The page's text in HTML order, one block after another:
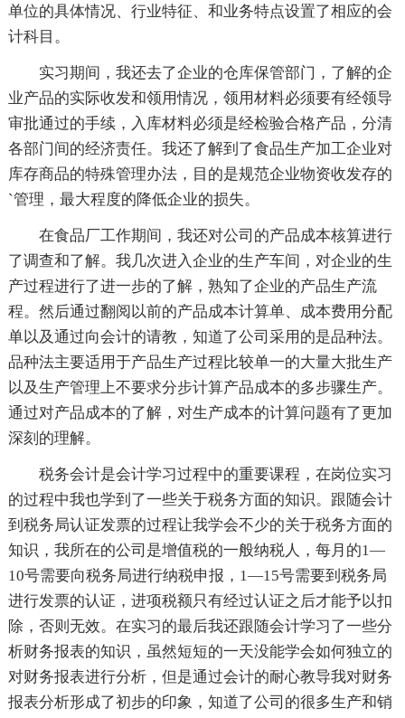
单位的具体情况、行业特征、和业务特点设置了相应的会
计科目。
实习期间，我还去了企业的仓库保管部门，了解的企
业产品的实际收发和领用情况，领用材料必须要有经领导
审批通过的手续，入库材料必须是经检验合格产品，分清
各部门间的经济责任。我还了解到了食品生产加工企业对
库存商品的特殊管理办法，目的是规范企业物资收发存的
`管理，最大程度的降低企业的损失。
在食品厂工作期间，我还对公司的产品成本核算进行
了调查和了解。我几次进入企业的生产车间，对企业的生
产过程进行了进一步的了解，熟知了企业的产品生产流
程。然后通过翻阅以前的产品成本计算单、成本费用分配
单以及通过向会计的请教，知道了公司采用的是品种法。
品种法主要适用于产品生产过程比较单一的大量大批生产
以及生产管理上不要求分步计算产品成本的多步骤生产。
通过对产品成本的了解，对生产成本的计算问题有了更加
深刻的理解。
税务会计是会计学习过程中的重要课程，在岗位实习
的过程中我也学到了一些关于税务方面的知识。跟随会计
到税务局认证发票的过程让我学会不少的关于税务方面的
知识，我所在的公司是增值税的一般纳税人，每月的1—
10号需要向税务局进行纳税申报，1—15号需要到税务局
进行发票的认证，进项税额只有经过认证之后才能予以扣
除，否则无效。在实习的最后我还跟随会计学习了一些分
析财务报表的知识，虽然短短的一天没能学会如何独立的
对财务报表进行分析，但是通过会计的耐心教导我对财务
报表分析形成了初步的印象，知道了公司的很多生产和销